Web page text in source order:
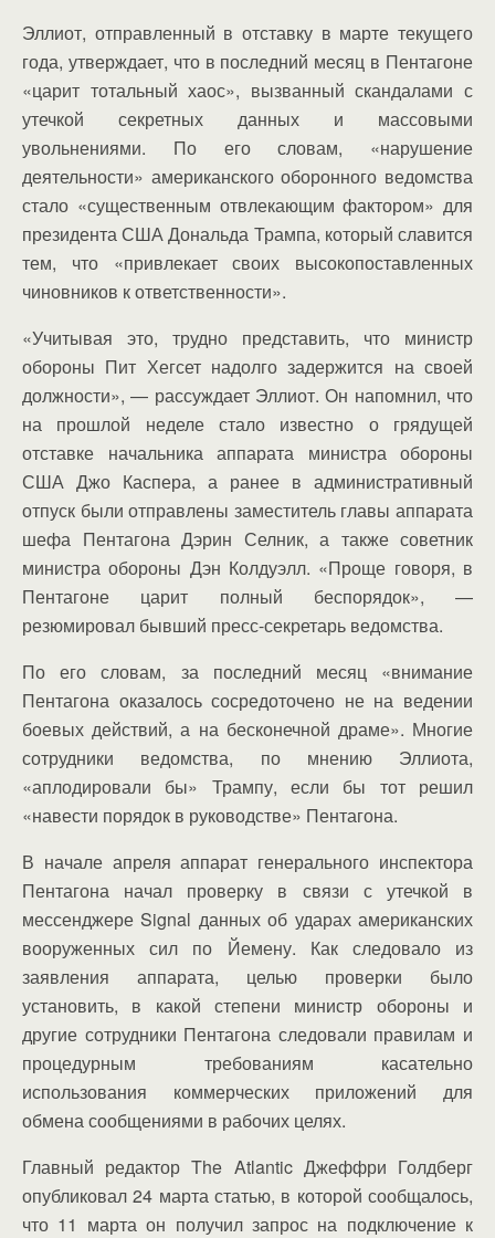
Эллиот, отправленный в отставку в марте текущего
года, утверждает, что в последний месяц в Пентагоне
«царит тотальный хаос», вызванный скандалами с
утечкой секретных данных и массовыми
увольнениями. По его словам, «нарушение
деятельности» американского оборонного ведомства
стало «существенным отвлекающим фактором» для
президента США Дональда Трампа, который славится
тем, что «привлекает своих высокопоставленных
чиновников к ответственности».
«Учитывая это, трудно представить, что министр
обороны Пит Хегсет надолго задержится на своей
должности», — рассуждает Эллиот. Он напомнил, что
на прошлой неделе стало известно о грядущей
отставке начальника аппарата министра обороны
США Джо Каспера, а ранее в административный
отпуск были отправлены заместитель главы аппарата
шефа Пентагона Дэрин Селник, а также советник
министра обороны Дэн Колдуэлл. «Проще говоря, в
Пентагоне царит полный беспорядок», —
резюмировал бывший пресс-секретарь ведомства.
По его словам, за последний месяц «внимание
Пентагона оказалось сосредоточено не на ведении
боевых действий, а на бесконечной драме». Многие
сотрудники ведомства, по мнению Эллиота,
«аплодировали бы» Трампу, если бы тот решил
«навести порядок в руководстве» Пентагона.
В начале апреля аппарат генерального инспектора
Пентагона начал проверку в связи с утечкой в
мессенджере Signal данных об ударах американских
вооруженных сил по Йемену. Как следовало из
заявления аппарата, целью проверки было
установить, в какой степени министр обороны и
другие сотрудники Пентагона следовали правилам и
процедурным требованиям касательно
использования коммерческих приложений для
обмена сообщениями в рабочих целях.
Главный редактор The Atlantic Джеффри Голдберг
опубликовал 24 марта статью, в которой сообщалось,
что 11 марта он получил запрос на подключение к